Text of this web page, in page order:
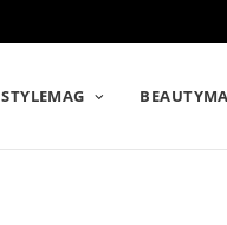
STYLEMAG